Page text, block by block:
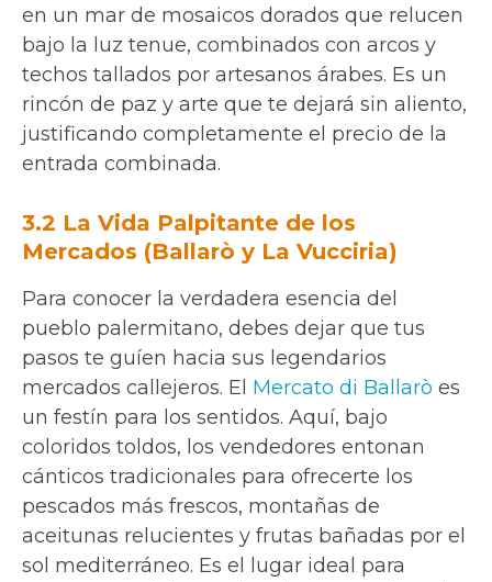
en un mar de mosaicos dorados que relucen
bajo la luz tenue, combinados con arcos y
techos tallados por artesanos árabes. Es un
rincón de paz y arte que te dejará sin aliento,
justificando completamente el precio de la
entrada combinada.
3.2 La Vida Palpitante de los
Mercados (Ballarò y La Vucciria)
Para conocer la verdadera esencia del
pueblo palermitano, debes dejar que tus
pasos te guíen hacia sus legendarios
mercados callejeros. El Mercato di Ballarò es
un festín para los sentidos. Aquí, bajo
coloridos toldos, los vendedores entonan
cánticos tradicionales para ofrecerte los
pescados más frescos, montañas de
aceitunas relucientes y frutas bañadas por el
sol mediterráneo. Es el lugar ideal para